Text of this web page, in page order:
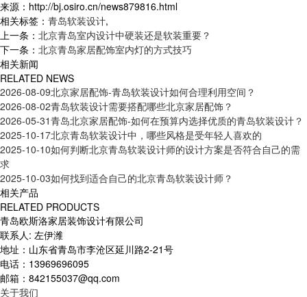
来源：http://bj.osiro.cn/news879816.html
相关标签： 青岛软装设计,
上一条： 北京青岛室内设计中硬装还是软装重要？
下一条： 北京青岛家居配饰室内灯的方式技巧
相关新闻
RELATED NEWS
2026-08-09北京家居配饰-青岛软装设计如何合理利用空间？
2026-08-02青岛软装设计需要搭配哪些北京家居配饰？
2026-05-31青岛北京家居配饰-如何在预算内选择优质的青岛软装设计？
2025-10-17北京青岛软装设计中，哪些风格是受年轻人喜欢的
2025-10-10如何判断北京青岛软装设计师的设计方案是否符合自己的需
求
2025-10-03如何找到适合自己的北京青岛软装设计师？
相关产品
RELATED PRODUCTS
青岛欧斯洛家居装饰设计有限公司
联系人: 左伊潍
地址：山东省青岛市李沧区延川路2-21号
电话：13969696095
邮箱：842155037@qq.com
关于我们